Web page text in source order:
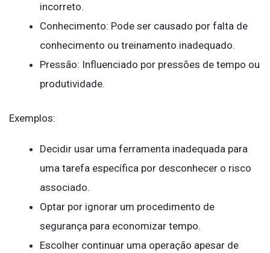
incorreto.
Conhecimento: Pode ser causado por falta de
conhecimento ou treinamento inadequado.
Pressão: Influenciado por pressões de tempo ou
produtividade.
Exemplos:
Decidir usar uma ferramenta inadequada para
uma tarefa específica por desconhecer o risco
associado.
Optar por ignorar um procedimento de
segurança para economizar tempo.
Escolher continuar uma operação apesar de